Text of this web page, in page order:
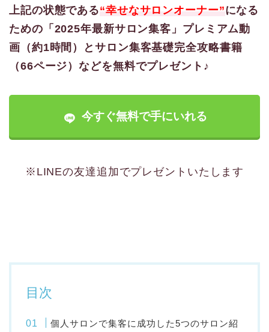
上記の状態である“幸せなサロンオーナー”になる
ための「2025年最新サロン集客」プレミアム動
画（約1時間）とサロン集客基礎完全攻略書籍
（66ページ）などを無料でプレゼント♪
今すぐ無料で手にいれる
※LINEの友達追加でプレゼントいたします
目次
個人サロンで集客に成功した5つのサロン紹